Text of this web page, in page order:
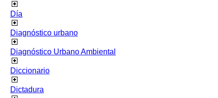
Día
Diagnóstico urbano
Diagnóstico Urbano Ambiental
Diccionario
Dictadura